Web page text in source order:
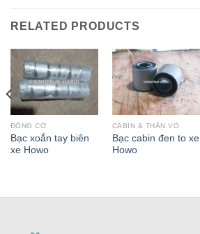
RELATED PRODUCTS
ĐỘNG CƠ
Bạc xoắn tay biên
xe Howo
CABIN & THÂN VỎ
Bạc cabin đen to xe
Howo